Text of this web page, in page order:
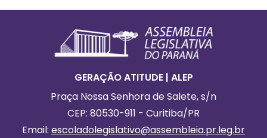
Informações Gerais
GERAÇÃO ATITUDE | ALEP
Praça Nossa Senhora de Salete, s/n
CEP: 80530-911 - Curitiba/PR
Email: escoladolegislativo@assembleia.pr.leg.br